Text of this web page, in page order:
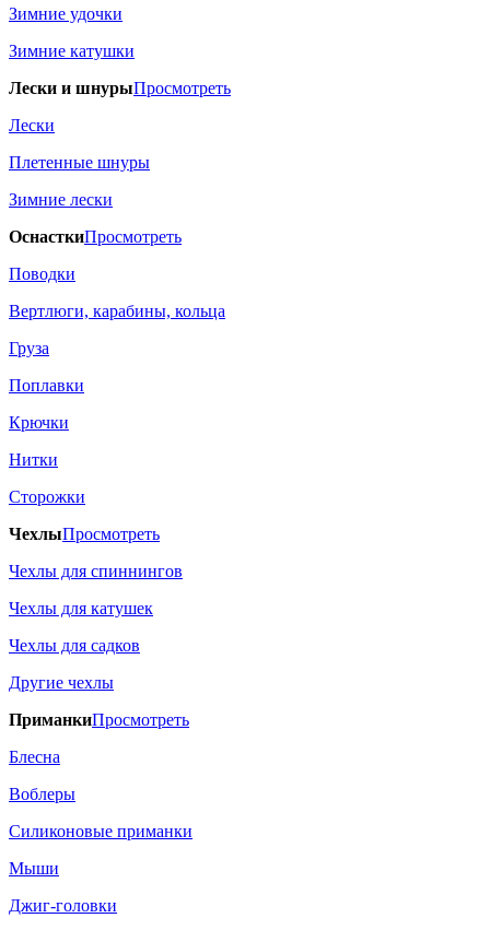
Зимние удочки
Зимние катушки
Лески и шнурыПросмотреть
Лески
Плетенные шнуры
Зимние лески
ОснасткиПросмотреть
Поводки
Вертлюги, карабины, кольца
Груза
Поплавки
Крючки
Нитки
Сторожки
ЧехлыПросмотреть
Чехлы для спиннингов
Чехлы для катушек
Чехлы для садков
Другие чехлы
ПриманкиПросмотреть
Блесна
Воблеры
Силиконовые приманки
Мыши
Джиг-головки